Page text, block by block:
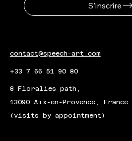
contact@speech-art.com
+33 7 66 51 90 80
8 Floralies path,
13090 Aix-en-Provence, France
(visits by appointment)
S'inscrire